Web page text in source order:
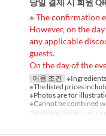
당일 결제 시 회원
※ The confirmation
However, on the
any applicable
guests.
On the day of the
이용 조건
※The listed prices
※Photos are for
※Cannot be combined
예약 가능 기간
7월 1